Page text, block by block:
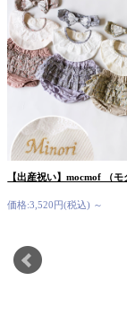
【出産祝い】mocmof （
価格:3,520円(税込) ～